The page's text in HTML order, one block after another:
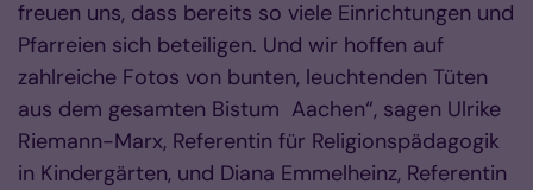
freuen uns, dass bereits so viele Einrichtungen und
Pfarreien sich beteiligen. Und wir hoffen auf
zahlreiche Fotos von bunten, leuchtenden Tüten
aus dem gesamten Bistum Aachen“, sagen Ulrike
Riemann-Marx, Referentin für Religionspädagogik
in Kindergärten, und Diana Emmelheinz, Referentin